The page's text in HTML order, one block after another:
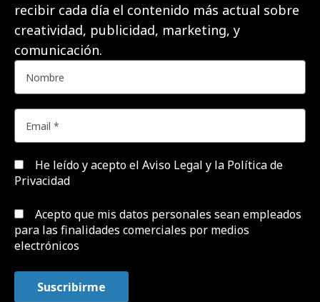
recibir cada día el contenido más actual sobre
creatividad, publicidad, marketing, y
comunicación.
He leído y acepto el Aviso Legal y la Política de
Privacidad
Acepto que mis datos personales sean empleados
para las finalidades comerciales por medios
electrónicos